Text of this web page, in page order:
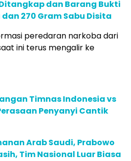
dan Barang Bukti
270 Gram Sabu Disita
peredaran narkoba dari
ini terus mengalir ke
Timnas Indonesia vs
Penyanyi Cantik
Arab Saudi, Prabowo
Tim Nasional Luar Biasa